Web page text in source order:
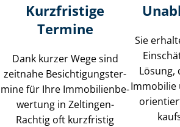
Kurzfristige
Termine
Dank kurzer Wege sind
zeitnahe Be­sich­ti­gungs­ter­
mi­ne für Ihre Im­mo­bi­li­en­be­
wer­tung in Zeltingen-
Rachtig oft kurzfristig
Sie
Lösung,
Immobilie